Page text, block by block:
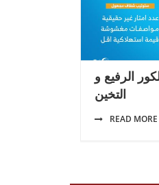
الرفيع و
التخين
READ MORE